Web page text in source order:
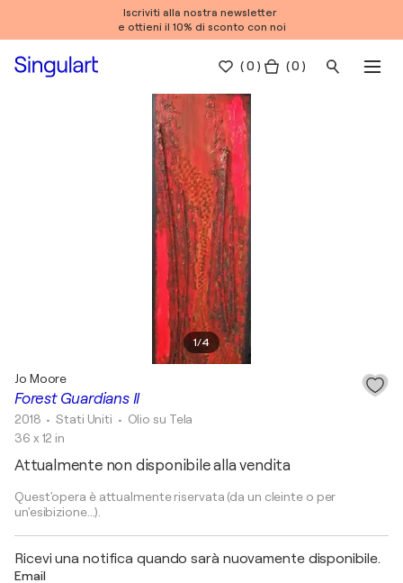
Iscriviti alla nostra newsletter
e ottieni il 10% di sconto con noi
(0 ) ( 0 )
1/4
Forest Guardians II
Jo Moore
2018 • Stati Uniti • Olio su Tela
36 x 12 in
Attualmente non disponibile alla vendita
Quest'opera è attualmente riservata (da un cleinte o per
un'esibizione...).
Ricevi una notifica quando sarà nuovamente disponibile.
Email